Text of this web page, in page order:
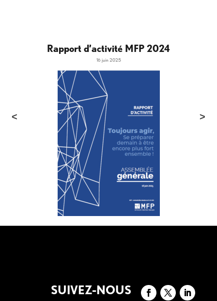
Rapport d’activité MFP 2024
16 juin 2025
SUIVEZ-NOUS